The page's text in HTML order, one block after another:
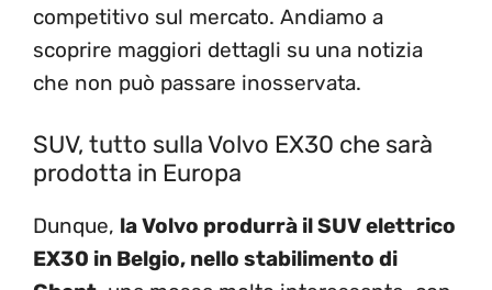
competitivo sul mercato. Andiamo a
scoprire maggiori dettagli su una notizia
che non può passare inosservata.
SUV, tutto sulla Volvo EX30 che sarà
prodotta in Europa
Dunque, la Volvo produrrà il SUV elettrico
EX30 in Belgio, nello stabilimento di